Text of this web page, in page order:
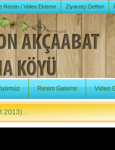
Resim / Video Ekleme Ziyaretçi Defteri
Resim Galerisi Video